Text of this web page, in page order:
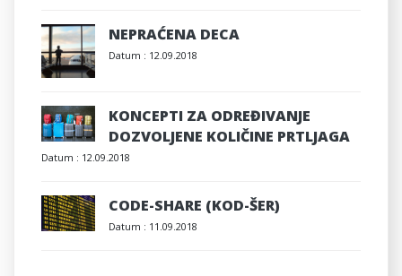
NEPRAĆENA DECA
Datum : 12.09.2018
KONCEPTI ZA ODREĐIVANJE
DOZVOLJENE KOLIČINE PRTLJAGA
Datum : 12.09.2018
CODE-SHARE (KOD-ŠER)
Datum : 11.09.2018